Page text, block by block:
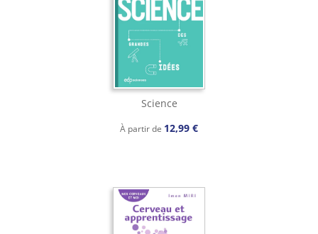
Science
À partir de 12,99 €